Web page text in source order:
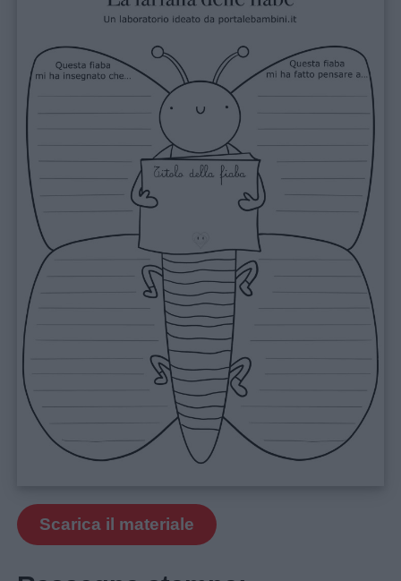
Scarica il materiale